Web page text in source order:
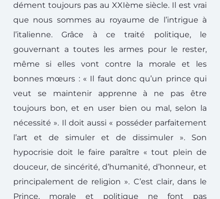
dément toujours pas au XXIème siècle. Il est vrai
que nous sommes au royaume de l’intrigue à
l’italienne. Grâce à ce traité politique, le
gouvernant a toutes les armes pour le rester,
même si elles vont contre la morale et les
bonnes mœurs : « Il faut donc qu’un prince qui
veut se maintenir apprenne à ne pas être
toujours bon, et en user bien ou mal, selon la
nécessité ». Il doit aussi « posséder parfaitement
l’art et de simuler et de dissimuler ». Son
hypocrisie doit le faire paraître « tout plein de
douceur, de sincérité, d’humanité, d’honneur, et
principalement de religion ». C’est clair, dans le
Prince, morale et politique ne font pas